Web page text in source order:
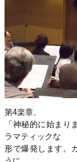
第4楽章、
「神秘的に始まり
ラマティックな
形で爆発します。